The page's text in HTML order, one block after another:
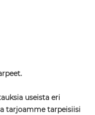
useista eri
tarjoamme tarpeisiisi